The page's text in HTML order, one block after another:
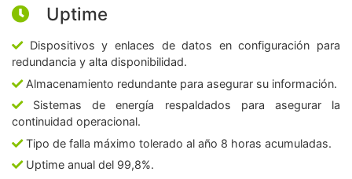
Uptime
Dispositivos y enlaces de datos en configuración para
redundancia y alta disponibilidad.
Almacenamiento redundante para asegurar su información.
Sistemas de energía respaldados para asegurar la
continuidad operacional.
Tipo de falla máximo tolerado al año 8 horas acumuladas.
Uptime anual del 99,8%.